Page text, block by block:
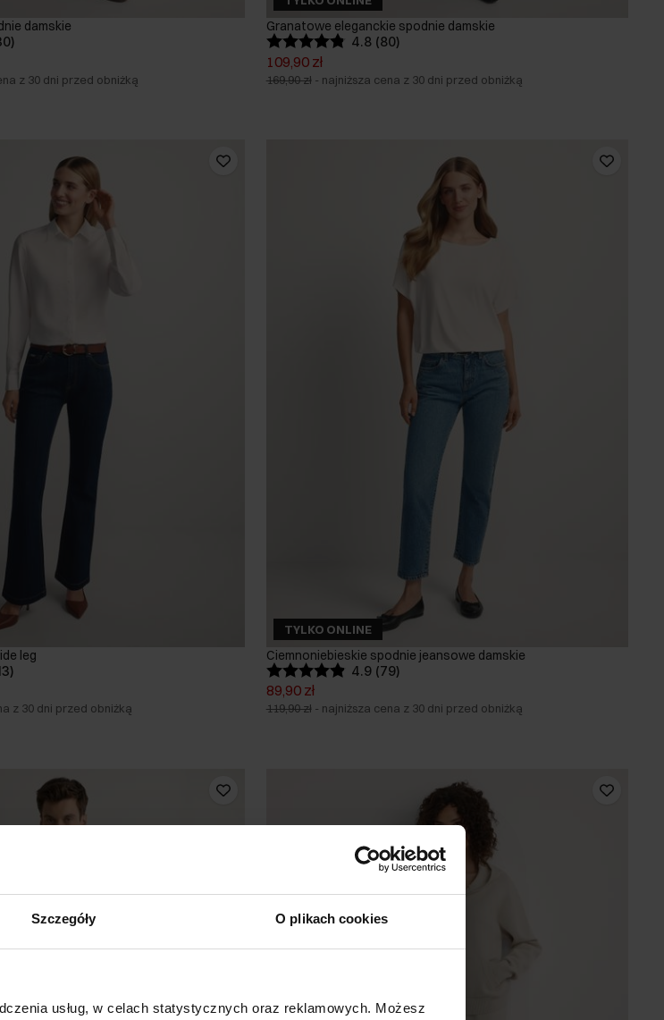
Szczegóły O plikach cookies
usług, w celach statystycznych oraz reklamowych. Możesz
damskie
z 30 dni przed obniżką
Granatowe eleganckie spodnie damskie
4.8 (80)
109,90 zł
169,90 zł - najniższa cena z 30 dni przed obniżką
leg
z 30 dni przed obniżką
TYLKO ONLINE
Ciemnoniebieskie spodnie jeansowe damskie
4.9 (79)
89,90 zł
119,90 zł - najniższa cena z 30 dni przed obniżką